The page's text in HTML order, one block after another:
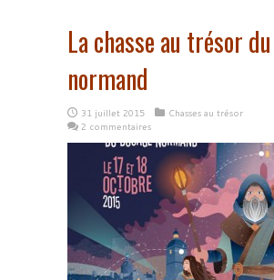
La chasse au trésor
normand
31 juillet 2015
Chasses au trésor
2 commentaires